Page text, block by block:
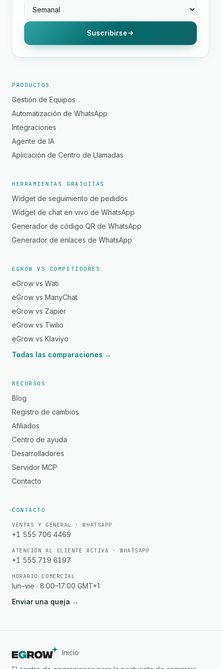
Suscribirse
PRODUCTOS
Gestión de Equipos
Automatización de WhatsApp
Integraciones
Agente de IA
Aplicación de Centro de Llamadas
HERRAMIENTAS GRATUITAS
Widget de seguimiento de pedidos
Widget de chat en vivo de WhatsApp
Generador de código QR de WhatsApp
Generador de enlaces de WhatsApp
EGROW VS COMPETIDORES
eGrow vs Wati
eGrow vs ManyChat
eGrow vs Zapier
eGrow vs Twilio
eGrow vs Klaviyo
Todas las comparaciones →
RECURSOS
Blog
Registro de cambios
Afiliados
Centro de ayuda
Desarrolladores
Servidor MCP
Contacto
CONTACTO
VENTAS Y GENERAL · WHATSAPP
+1 555 706 4469
ATENCIÓN AL CLIENTE ACTIVA · WHATSAPP
+1 555 719 6197
HORARIO COMERCIAL
lun–vie · 8:00–17:00 GMT+1
Enviar una queja →
Inicio